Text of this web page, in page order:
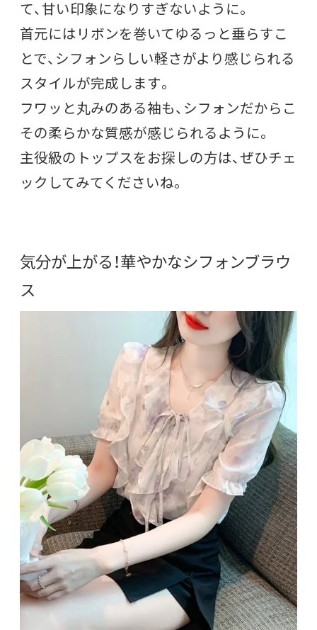
て、甘い印象になりすぎないように。
首元にはリボンを巻いてゆるっと垂らすこ
とで、シフォンらしい軽さがより感じられる
スタイルが完成します。
フワッと丸みのある袖も、シフォンだからこ
その柔らかな質感が感じられるように。
主役級のトップスをお探しの方は、ぜひチェ
ックしてみてくださいね。
気分が上がる！華やかなシフォンブラウ
ス